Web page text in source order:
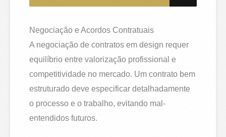
Negociação e Acordos Contratuais
A negociação de contratos em design requer
equilíbrio entre valorização profissional e
competitividade no mercado. Um contrato bem
estruturado deve especificar detalhadamente
o processo e o trabalho, evitando mal-
entendidos futuros.